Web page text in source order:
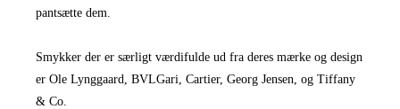
pantsætte dem.
Smykker der er særligt værdifulde ud fra deres mærke og design
er Ole Lynggaard, BVLGari, Cartier, Georg Jensen, og Tiffany
& Co.